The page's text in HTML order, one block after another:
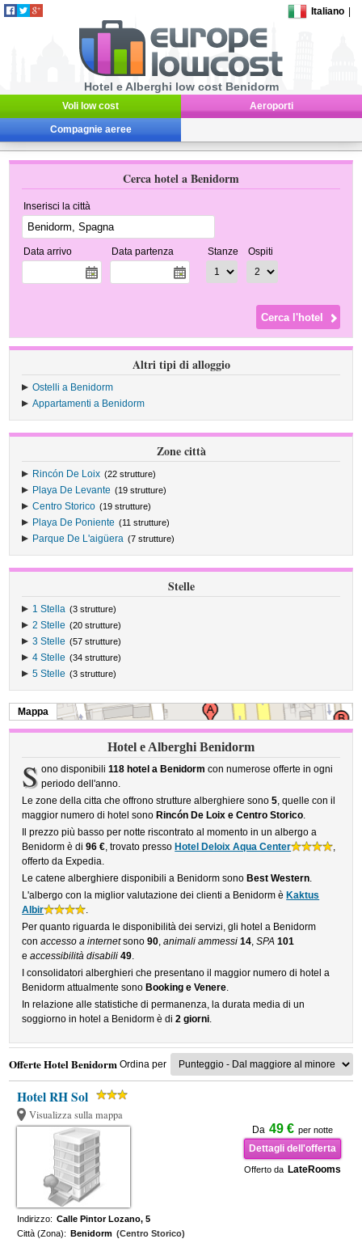
Italiano
Hotel e Alberghi low cost Benidorm
Voli low cost Aeroporti
Compagnie aeree
Cerca hotel a Benidorm
Inserisci la città
Data arrivo Data partenza Stanze Ospiti
Altri tipi di alloggio
Ostelli a Benidorm
Appartamenti a Benidorm
Zone città
Rincón De Loix (22 strutture)
Playa De Levante (19 strutture)
Centro Storico (19 strutture)
Playa De Poniente (11 strutture)
Parque De L'aigüera (7 strutture)
Stelle
1 Stella (3 strutture)
2 Stelle (20 strutture)
3 Stelle (57 strutture)
4 Stelle (34 strutture)
5 Stelle (3 strutture)
Mappa
Hotel e Alberghi Benidorm
S ono disponibili 118 hotel a Benidorm con numerose offerte in ogni
periodo dell'anno.
Le zone della citta che offrono strutture alberghiere sono5, quelle con il
maggior numero di hotel sono Rincón De Loix e Centro Storico.
Il prezzo più basso per notte riscontrato al momento in un albergo a
Benidorm è di96 €, trovato presso Hotel Deloix Aqua Center
,
offerto da Expedia.
Le catene alberghiere disponibili a Benidorm sono Best Western.
L'albergo con la miglior valutazione dei clienti a Benidorm è Kaktus
Albir
.
Per quanto riguarda le disponibilità dei servizi, gli hotel a Benidorm
conaccesso a internetsono90,animali ammessi 14,SPA 101
eaccessibilità disabili 49.
I consolidatori alberghieri che presentano il maggior numero di hotel a
Benidorm attualmente sono Booking e Venere.
In relazione alle statistiche di permanenza, la durata media di un
soggiorno in hotel a Benidorm è di2 giorni.
Offerte Hotel Benidorm Ordina per
Hotel RH Sol
Visualizza sulla mappa
Da 49 € per notte
Dettagli dell'offerta
Offerto da LateRooms
Indirizzo: Calle Pintor Lozano, 5
Città (Zona): Benidorm (Centro Storico)